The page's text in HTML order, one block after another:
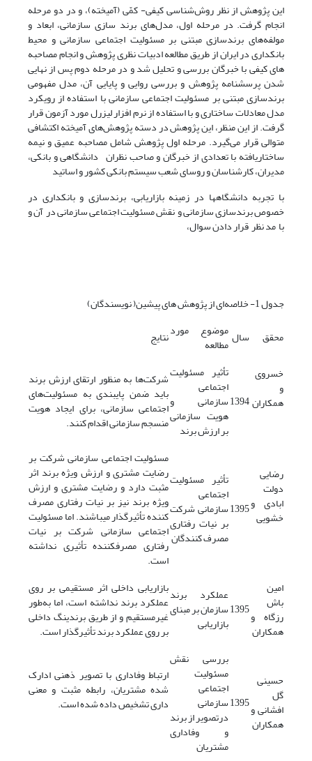
این پژوهش از نظر روش‌شناسی کیفی- کمّی (آمیخته)، و در دو مرحله
انجام گرفت. در مرحله اول، مدل‌های برند سازی سازمانی، ابعاد و
مولفه‌های برندسازی مبتنی بر مسئولیت اجتماعی سازمانی و محیط
بانکداری در ایران از طریق مطالعه ادبیات نظری پژوهش و انجام مصاحبه
های کیفی با خبرگان بررسی و تحلیل شد و در مرحله دوم پس از نهایی
شدن پرسشنامه پژوهش و بررسی روایی و پایایی آن، مدل مفهومی
برندسازی مبتنی بر مسئولیت اجتماعی سازمانی با استفاده از رویکرد
مدل معادلات ساختاری و با استفاده از نرم افزار لیزرل مورد آزمون قرار
گرفت. از این منظر، این پژوهش در دسته پژوهش‌های آمیخته اکتشافی
متوالی قرار می‌گیرد. مرحله اول پژوهش شامل مصاحبه عمیق و نیمه
ساختاریافته با تعدادی از خبرگان و صاحب نظران دانشگاهی و بانکی،
مدیران، کارشناسان و روسای شعب سیستم بانکی کشور و اساتید
با تجربه دانشگاه­ها در زمینه بازاریابی، برندسازی و بانکداری در
خصوص برندسازی سازمانی و نقش مسئولیت اجتماعی سازمانی در آن و
با مد نظر قرار دادن سوال،
جدول 1- خلاصه‌ای از پژوهش های پیشین( نویسندگان)
محقق
سالموضوع مورد
مطالعه
نتایج
خسروی
و
همکاران1394
تأثیر مسئولیت
اجتماعی
سازمانی و
هویت سازمانی
بر ارزش برند
شرکت‌ها به ‌منظور ارتقای ارزش برند
‌باید ضمن پایبندی به مسئولیت‌های
اجتماعی سازمانی، برای ایجاد هویت
منسجم سازمانی اقدام کنند.
رضایی
دولت
ابادی و
خشویی 1395
تأثیر مسئولیت
اجتماعی
سازمانی شرکت
بر نیات رفتاری
مصرف کنندگان
مسئولیت اجتماعی سازمانی شرکت بر
رضایت مشتری و ارزش ویژه برند اثر
مثبت دارد و رضایت مشتری و ارزش
ویژه برند نیز بر نیات رفتاری مصرف
کننده تأثیرگذار میباشند. اما مسئولیت
اجتماعی سازمانی شرکت بر نیات
رفتاری مصرفکننده تأثیری نداشته
است.
امین
باش
رزگاه و
همکاران
1395
عملکرد برند
سازمان بر مبنای
بازاریابی
بازاریابی داخلی اثر مستقیمی بر روی
عملکرد برند نداشته است، اما به‌طور
غیرمستقیم و از طریق برندینگ داخلی
بر روی عملکرد برند تأثیرگذار است.
حسینی
گل
افشانی و
همکاران
1395
بررسی نقش
مسئولیت
اجتماعی
سازمانی
درتصویر از برند
و وفاداری
مشتریان
ارتباط وفاداری با تصویر ذهنی ادارک
شده مشتریان، رابطه مثبت و معنی
داری تشخیص داده شده است.